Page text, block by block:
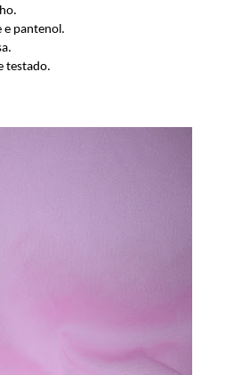
e pantenol.
testado.